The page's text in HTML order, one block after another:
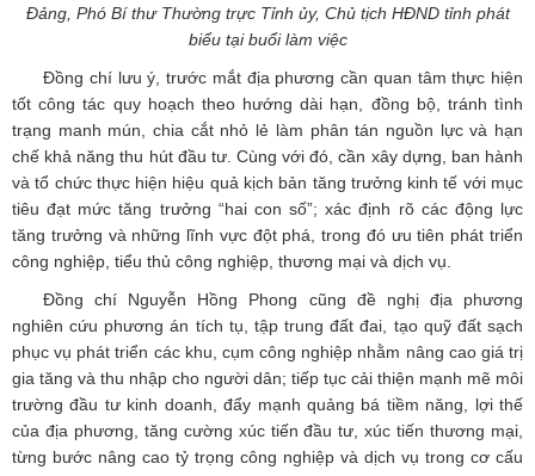
Đảng, Phó Bí thư Thường trực Tỉnh ủy, Chủ tịch HĐND tỉnh phát
biểu tại buổi làm việc
Đồng chí lưu ý, trước mắt địa phương cần quan tâm thực hiện
tốt công tác quy hoạch theo hướng dài hạn, đồng bộ, tránh tình
trạng manh mún, chia cắt nhỏ lẻ làm phân tán nguồn lực và hạn
chế khả năng thu hút đầu tư. Cùng với đó, cần xây dựng, ban hành
và tổ chức thực hiện hiệu quả kịch bản tăng trưởng kinh tế với mục
tiêu đạt mức tăng trưởng “hai con số”; xác định rõ các động lực
tăng trưởng và những lĩnh vực đột phá, trong đó ưu tiên phát triển
công nghiệp, tiểu thủ công nghiệp, thương mại và dịch vụ.
Đồng chí Nguyễn Hồng Phong cũng đề nghị địa phương
nghiên cứu phương án tích tụ, tập trung đất đai, tạo quỹ đất sạch
phục vụ phát triển các khu, cụm công nghiệp nhằm nâng cao giá trị
gia tăng và thu nhập cho người dân; tiếp tục cải thiện mạnh mẽ môi
trường đầu tư kinh doanh, đẩy mạnh quảng bá tiềm năng, lợi thế
của địa phương, tăng cường xúc tiến đầu tư, xúc tiến thương mại,
từng bước nâng cao tỷ trọng công nghiệp và dịch vụ trong cơ cấu